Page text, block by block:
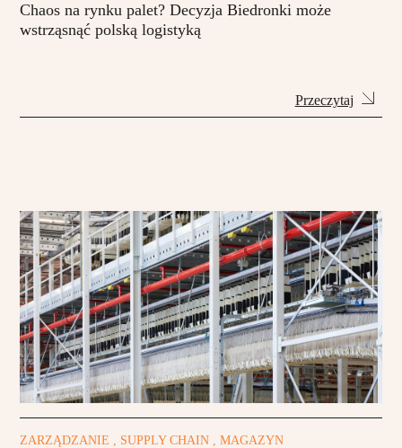
Chaos na rynku palet? Decyzja Biedronki może
wstrząsnąć polską logistyką
Przeczytaj
ZARZĄDZANIE , SUPPLY CHAIN , MAGAZYN